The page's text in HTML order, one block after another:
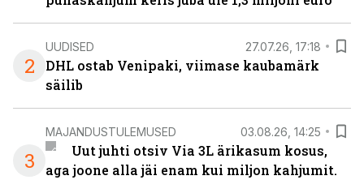
2
UUDISED 27.07.26, 17:18
DHL ostab Venipaki, viimase kaubamärk
säilib
3
MAJANDUSTULEMUSED 03.08.26, 14:25
Uut juhti otsiv Via 3L ärikasum kosus,
aga joone alla jäi enam kui miljon kahjumit.